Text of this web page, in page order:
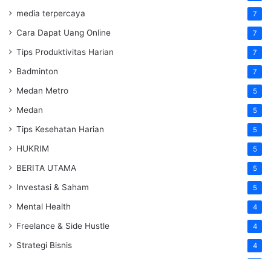
media terpercaya 7
Cara Dapat Uang Online 7
Tips Produktivitas Harian 7
Badminton 7
Medan Metro 5
Medan 5
Tips Kesehatan Harian 5
HUKRIM 5
BERITA UTAMA 5
Investasi & Saham 5
Mental Health 4
Freelance & Side Hustle 4
Strategi Bisnis 4